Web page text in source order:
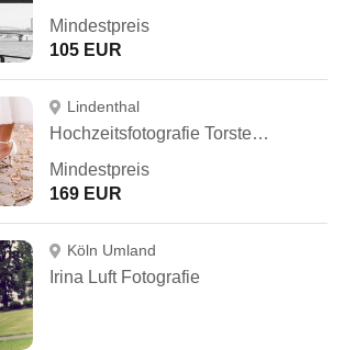
Mindestpreis
105 EUR
Lindenthal
Hochzeitsfotografie Torsten Kärsch
Mindestpreis
169 EUR
Köln Umland
Irina Luft Fotografie